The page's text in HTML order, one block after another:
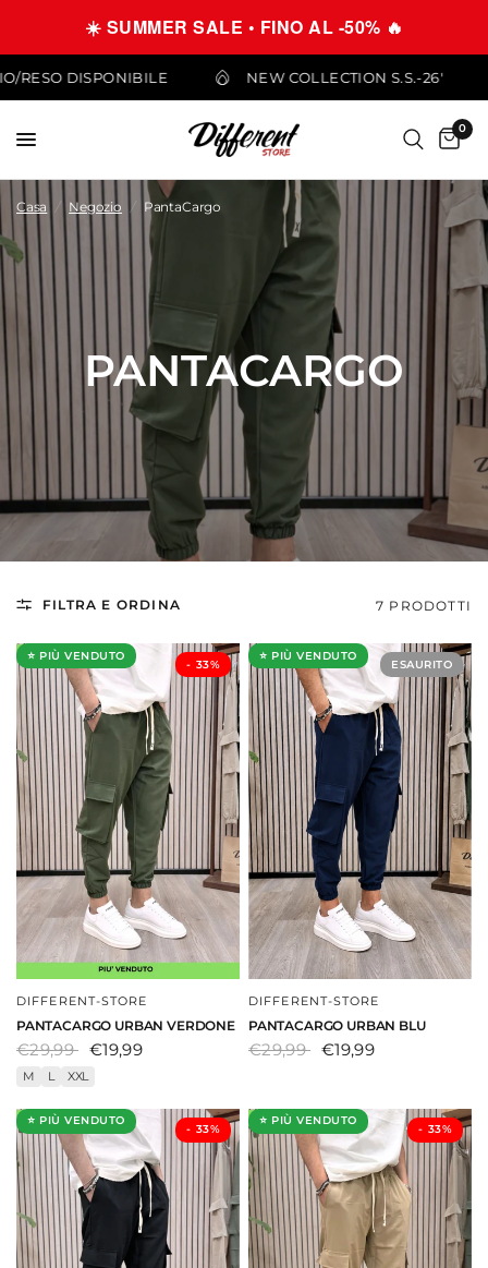
☀️ SUMMER SALE • FINO AL -50% 🔥
RESO DISPONIBILE NEW COLLECTION S.S.-26'
0
Casa / Negozio PantaCargo
PANTACARGO
FILTRA E ORDINA 7 PRODOTTI
- ⁠33%
⭐ PIÙ VENDUTO
DAI UNO SGUARDO
DIFFERENT-STORE
PANTACARGO URBAN VERDONE
€29,99 €19,99
M L XXL
ESAURITO
⭐ PIÙ VENDUTO
DAI UNO SGUARDO
DIFFERENT-STORE
PANTACARGO URBAN BLU
€29,99 €19,99
- ⁠33%
⭐ PIÙ VENDUTO
- ⁠33%
⭐ PIÙ VENDUTO